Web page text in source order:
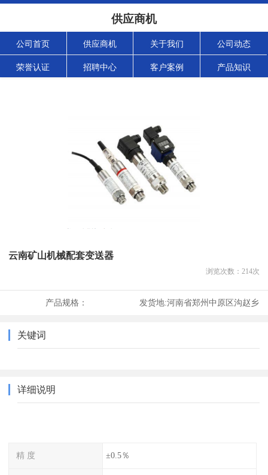
供应商机
公司首页 供应商机 关于我们 公司动态
荣誉认证 招聘中心 客户案例 产品知识
云南矿山机械配套变送器
浏览次数： 214次
产品规格： 发货地:河南省郑州中原区沟赵乡
关键词
详细说明
精 度 ±0.5％